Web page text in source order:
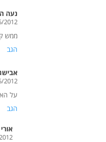
נעה
06/05/
ממש
הגב
24/05/2012
על
הגב
אורי
24/05/